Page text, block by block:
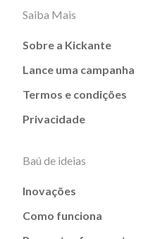
Saiba Mais
Sobre a Kickante
Lance uma campanha
Termos e condições
Privacidade
Baú de ideias
Inovações
Como funciona